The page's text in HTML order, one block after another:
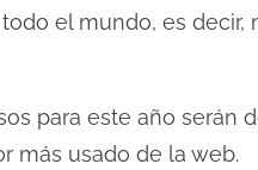
el mundo, es decir,
para este año serán
más usado de la web.